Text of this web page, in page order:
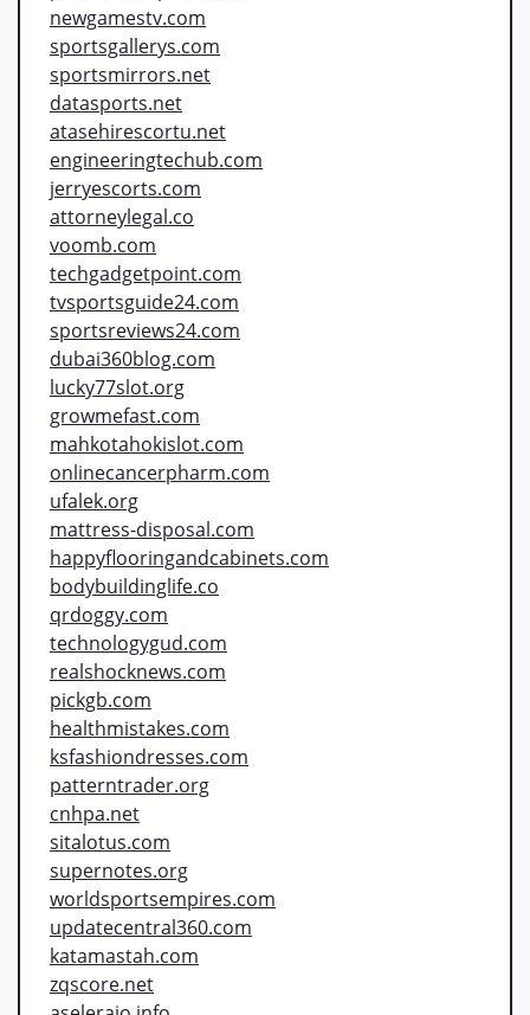
newgamestv.com
sportsgallerys.com
sportsmirrors.net
datasports.net
atasehirescortu.net
engineeringtechub.com
jerryescorts.com
attorneylegal.co
voomb.com
techgadgetpoint.com
tvsportsguide24.com
sportsreviews24.com
dubai360blog.com
lucky77slot.org
growmefast.com
mahkotahokislot.com
onlinecancerpharm.com
ufalek.org
mattress-disposal.com
happyflooringandcabinets.com
bodybuildinglife.co
qrdoggy.com
technologygud.com
realshocknews.com
pickgb.com
healthmistakes.com
ksfashiondresses.com
patterntrader.org
cnhpa.net
sitalotus.com
supernotes.org
worldsportsempires.com
updatecentral360.com
katamastah.com
zqscore.net